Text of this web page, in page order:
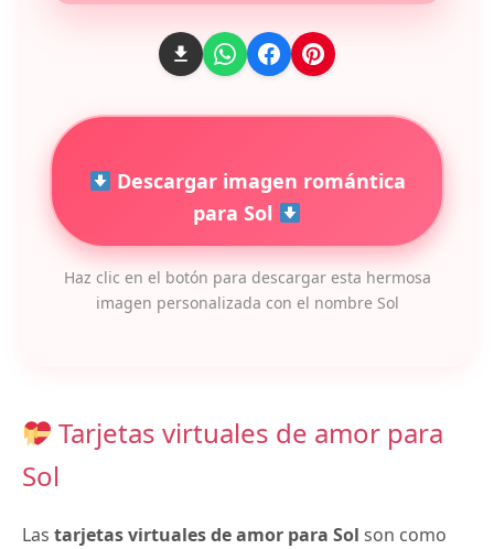
Descargar imagen romántica
para Sol
Haz clic en el botón para descargar esta hermosa
imagen personalizada con el nombre Sol
Tarjetas virtuales de amor para
Sol
Las tarjetas virtuales de amor para Sol son como